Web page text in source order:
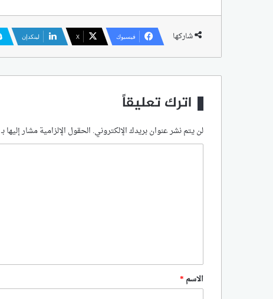
شاركها فيسبوك ‫X لينكدإن
اترك تعليقاً
لن يتم نشر عنوان بريدك الإلكتروني. الحقول الإلزامية مشار إليها بـ
*
الاسم *